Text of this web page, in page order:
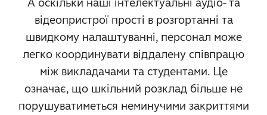
відеопристрої прості в розгортанні та
швидкому налаштуванні, персонал може
легко координувати віддалену співпрацю
між викладачами та студентами. Це
означає, що шкільний розклад більше не
порушуватиметься неминучими закриттями